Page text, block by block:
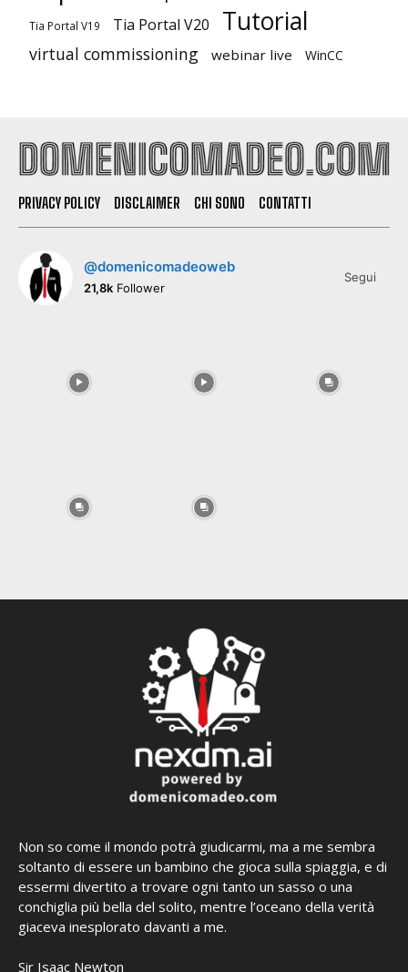
Tia Portal V19 Tia Portal V20 Tutorial
virtual commissioning webinar live WinCC
PRIVACY POLICY DISCLAIMER CHI SONO CONTATTI
@domenicomadeoweb
21,8k Follower
Segui
Non so come il mondo potrà giudicarmi, ma a me sembra
soltanto di essere un bambino che gioca sulla spiaggia, e di
essermi divertito a trovare ogni tanto un sasso o una
conchiglia più bella del solito, mentre l’oceano della verità
giaceva inesplorato davanti a me.
Sir Isaac Newton